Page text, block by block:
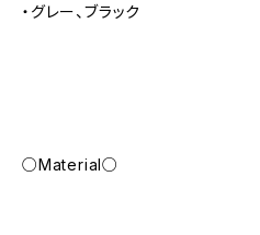
・グレー、ブラック
○Material○